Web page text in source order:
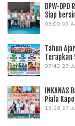
DPW-
Siap
06:00 03
Tahun
Terapkan
07:43 29
Piala
16:28 27